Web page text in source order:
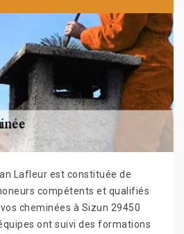
Lafleur est constituée de
compétents et qualifiés
cheminées à Sizun 29450
ont suivi des formations